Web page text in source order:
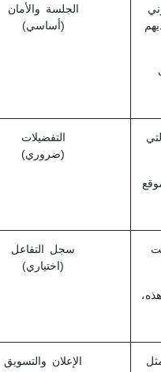
الجلسة والأمان
(أساسي)
التفضيلات
(ضروري)
سجل التفاعل
(اختياري)
الإعلان والتسويق